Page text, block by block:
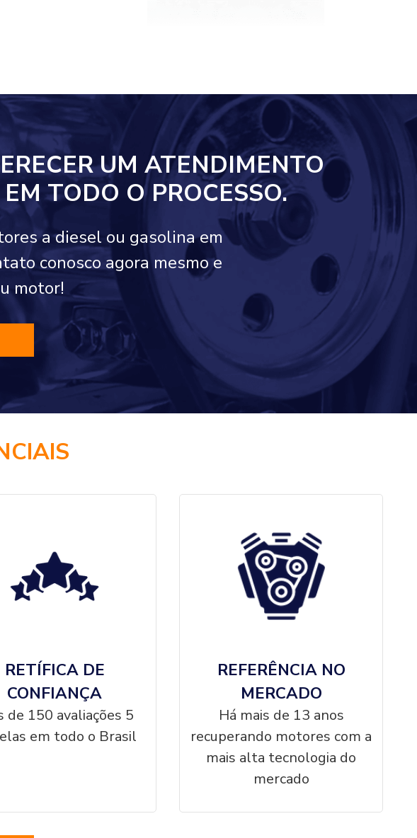
UM ATENDIMENTO
EMTODO O PROCESSO.
a diesel ou gasolina em
conosco agora mesmo e
motor!
RETÍFICA DE
CONFIANÇA
de 150 avaliações 5
em todo o Brasil
REFERÊNCIA NO
MERCADO
Há mais de 13 anos
recuperando motores com a
mais alta tecnologia do
mercado